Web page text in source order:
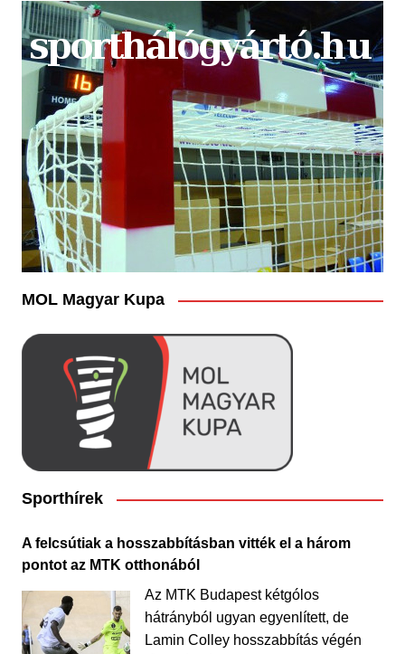
MOL Magyar Kupa
Sporthírek
A felcsútiak a hosszabbításban vitték el a három
pontot az MTK otthonából
Az MTK Budapest kétgólos
hátrányból ugyan egyenlített, de
Lamin Colley hosszabbítás végén